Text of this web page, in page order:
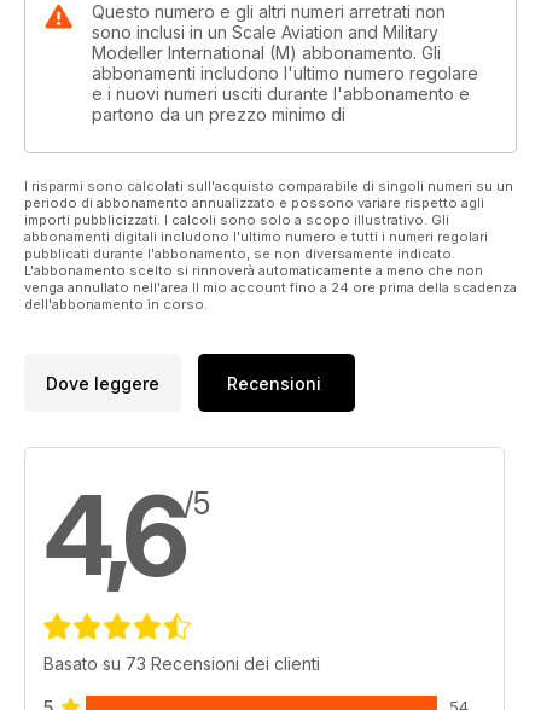
Questo numero e gli altri numeri arretrati non
sono inclusi in un Scale Aviation and Military
Modeller International (M) abbonamento. Gli
abbonamenti includono l'ultimo numero regolare
e i nuovi numeri usciti durante l'abbonamento e
partono da un prezzo minimo di
I risparmi sono calcolati sull'acquisto comparabile di singoli numeri su un
periodo di abbonamento annualizzato e possono variare rispetto agli
importi pubblicizzati. I calcoli sono solo a scopo illustrativo. Gli
abbonamenti digitali includono l'ultimo numero e tutti i numeri regolari
pubblicati durante l'abbonamento, se non diversamente indicato.
L'abbonamento scelto si rinnoverà automaticamente a meno che non
venga annullato nell'area Il mio account fino a 24 ore prima della scadenza
dell'abbonamento in corso.
Dove leggere Recensioni
4,6/5
Basato su 73 Recensioni dei clienti